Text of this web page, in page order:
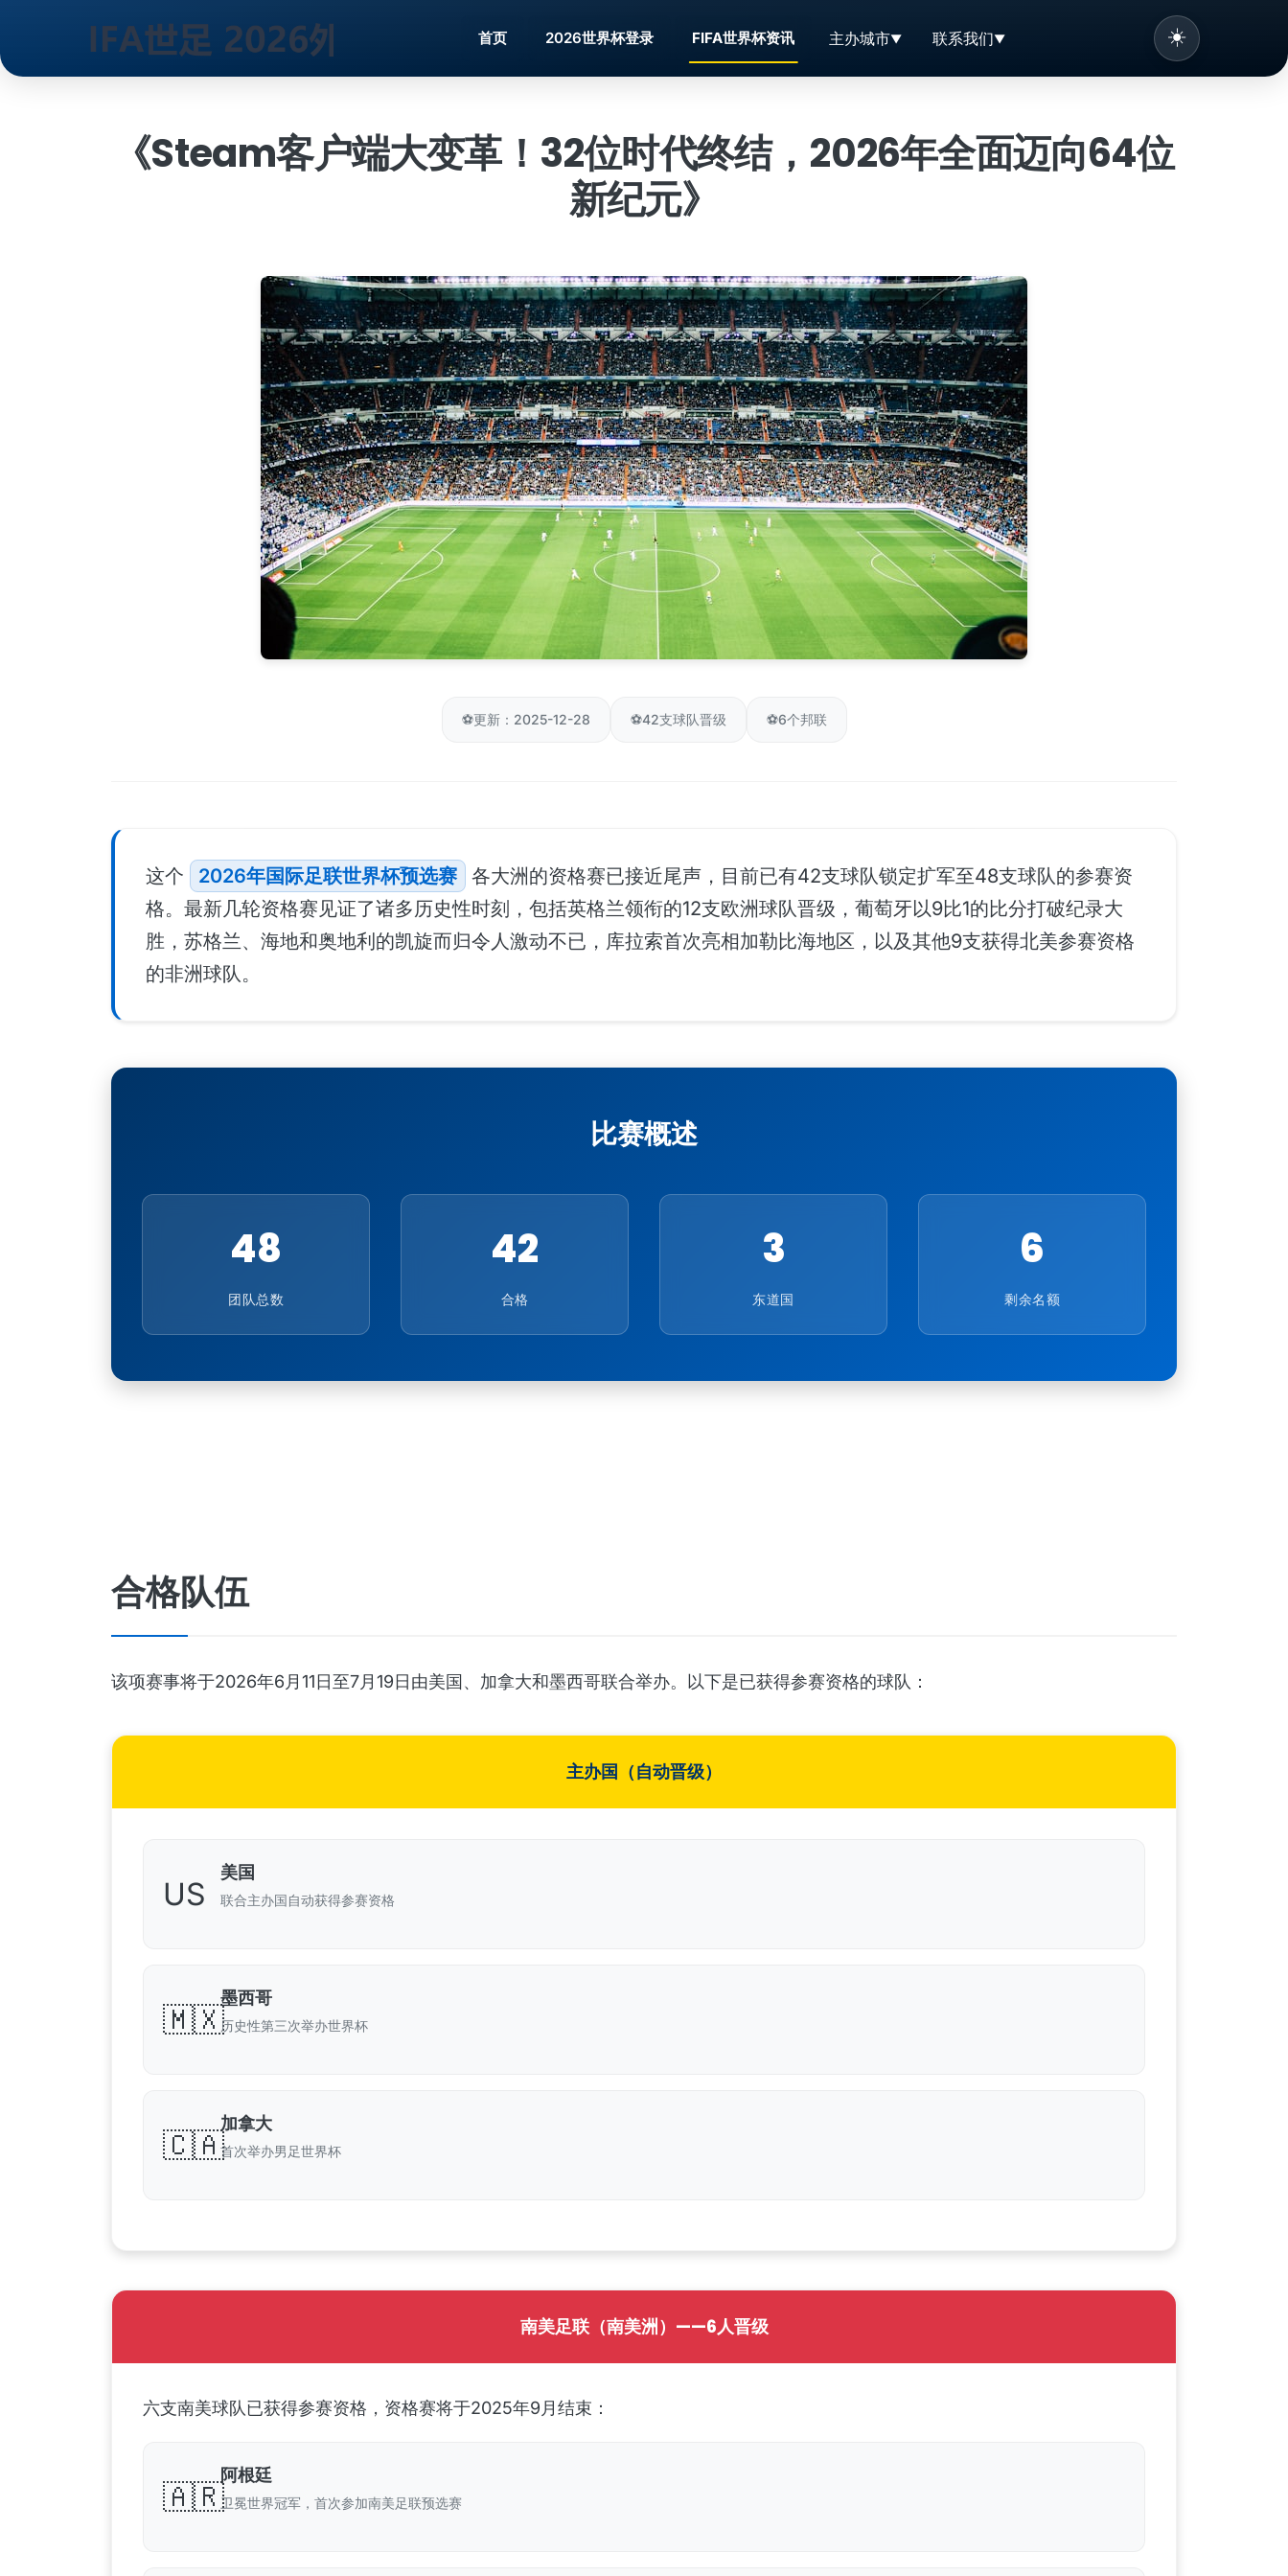
跳
首页 2026世界杯登录 FIFA世界杯资讯 主办城市 联系我们 ☀️
《Steam客户端大变革！32位时代终结，2026年全面迈向64位
新纪元》
⚽更新：2025-12-28 ⚽42支球队晋级 ⚽6个邦联
这个 2026年国际足联世界杯预选赛
各大洲的资格赛已接近尾声，目前已有42支球队锁定扩军至48支球队的参赛资
格。最新几轮资格赛见证了诸多历史性时刻，包括英格兰领衔的12支欧洲球队晋级，葡萄牙以9比1的比分打破纪录大
胜，苏格兰、海地和奥地利的凯旋而归令人激动不已，库拉索首次亮相加勒比海地区，以及其他9支获得北美参赛资格
的非洲球队。
比赛概述
48
团队总数
42
合格
3
东道国
6
剩余名额
合格队伍
该项赛事将于2026年6月11日至7月19日由美国、加拿大和墨西哥联合举办。以下是已获得参赛资格的球队：
主办国（自动晋级）
US
美国
联合主办国自动获得参赛资格
🇲🇽
墨西哥
历史性第三次举办世界杯
🇨🇦
加拿大
首次举办男足世界杯
南美足联（南美洲）——6人晋级
六支南美球队已获得参赛资格，资格赛将于2025年9月结束：
🇦🇷
阿根廷
卫冕世界冠军，首次参加南美足联预选赛